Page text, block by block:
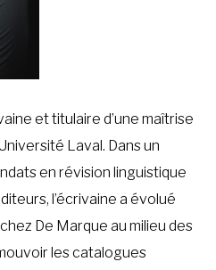
et titulaire d’une maîtrise
Laval. Dans un
en révision linguistique
l’écrivaine a évolué
De Marque au milieu des
les catalogues